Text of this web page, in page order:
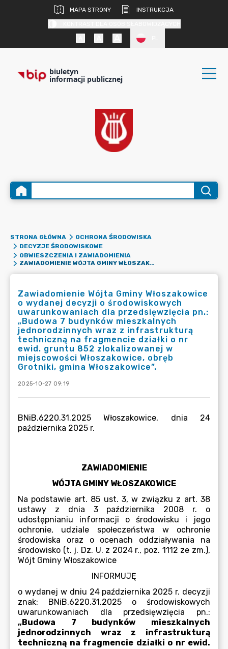
MAPA STRONY
INSTRUKCJA
biuletyn
informacji publicznej
STRONA GŁÓWNA
OCHRONA ŚRODOWISKA
DECYZJE ŚRODOWISKOWE
OBWIESZCZENIA I ZAWIADOMIENIA
ZAWIADOMIENIE WÓJTA GMINY WŁOSZAKOWICE O WYDANEJ DECYZJI O ŚRODOWISKOWYCH UWARUNKOWANIACH DLA PRZEDSIĘWZIĘCIA PN.: „BUDOWA 7 BUDYNKÓW MIESZKALNYCH JEDNORODZINNYCH WRAZ Z INFRASTRUKTURĄ TECHNICZNĄ NA FRAGMENCIE DZIAŁKI O NR EWID. GRUNTU 852 ZLOKALIZOWANEJ W MIEJSCOWOŚCI WŁOSZAKOWICE, OBRĘB GROTNIKI, GMINA WŁOSZAKOWICE”.
Zawiadomienie Wójta Gminy Włoszakowice
o wydanej decyzji o środowiskowych
uwarunkowaniach dla przedsięwzięcia pn.:
„Budowa 7 budynków mieszkalnych
jednorodzinnych wraz z infrastrukturą
techniczną na fragmencie działki o nr
ewid. gruntu 852 zlokalizowanej w
miejscowości Włoszakowice, obręb
Grotniki, gmina Włoszakowice”.
2025-10-27 09:19